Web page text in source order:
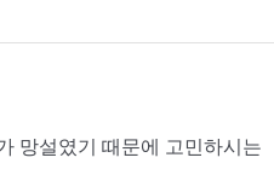
망설였기 때문에 고민하시는